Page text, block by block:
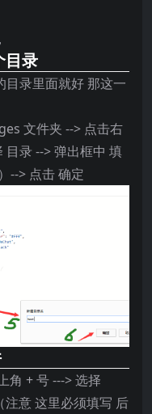
目录
目录里面就好 那这一
文件夹 --> 点击右
目录 --> 弹出框中 填
--> 点击 确定
角 + 号 ---> 选择
意 这里必须填写 后